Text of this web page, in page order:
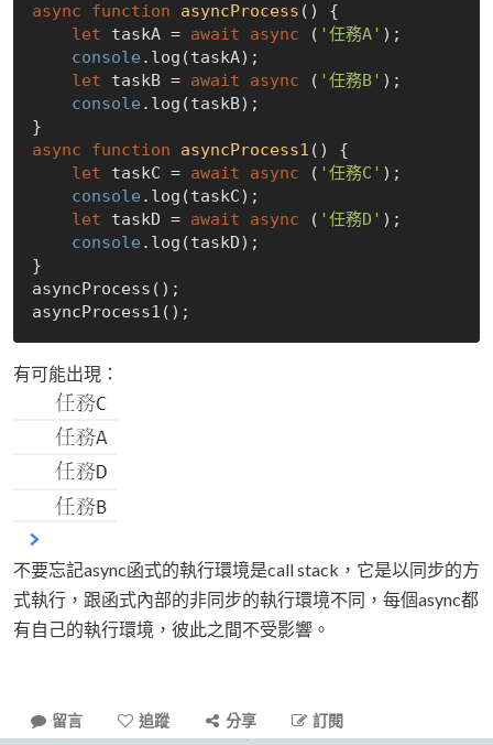
async function asyncProcess ( ) {
let taskA = await async ( '任務A' );
console .log(taskA);
let taskB = await async ( '任務B' );
console .log(taskB);
async
function asyncProcess1 ( ) {
let taskC = await async ( '任務C' );
console .log(taskC);
let taskD = await async ( '任務D' );
console .log(taskD);
}
asyncProcess();
有可能出現：
不要忘記async函式的執行環境是call stack，它是以同步的方
式執行，跟函式內部的非同步的執行環境不同，每個async都
有自己的執行環境，彼此之間不受影響。
留言 追蹤 分享 訂閱